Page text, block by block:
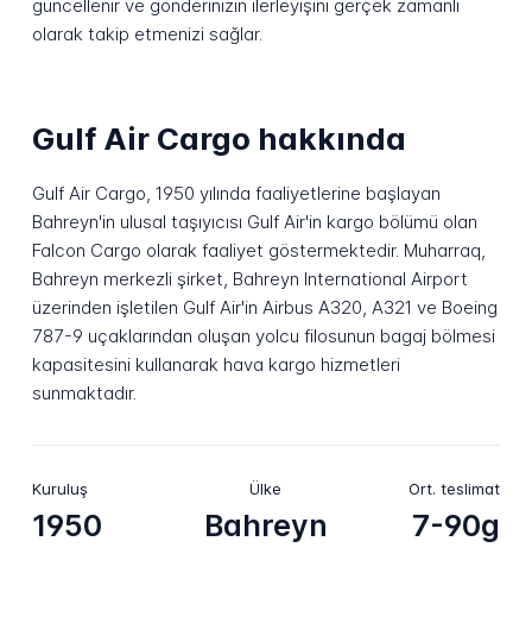
güncellenir ve gönderinizin ilerleyişini gerçek zamanlı
olarak takip etmenizi sağlar.
Gulf Air Cargo hakkında
Gulf Air Cargo, 1950 yılında faaliyetlerine başlayan
Bahreyn'in ulusal taşıyıcısı Gulf Air'in kargo bölümü olan
Falcon Cargo olarak faaliyet göstermektedir. Muharraq,
Bahreyn merkezli şirket, Bahreyn International Airport
üzerinden işletilen Gulf Air'in Airbus A320, A321 ve Boeing
787-9 uçaklarından oluşan yolcu filosunun bagaj bölmesi
kapasitesini kullanarak hava kargo hizmetleri
sunmaktadır.
Kuruluş
1950
Ülke
Bahreyn
Ort. teslimat
7-90g